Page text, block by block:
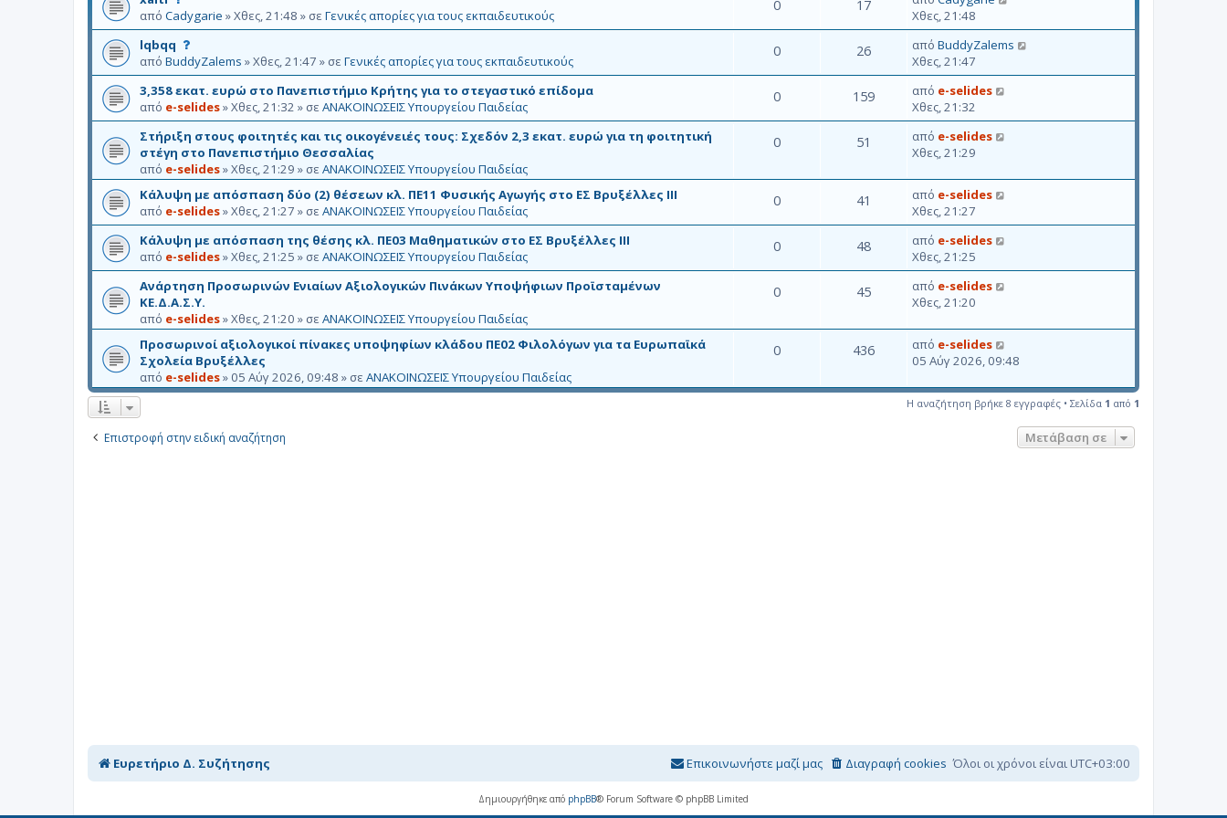
υ
τ
ό
τ
ο
θ
έ
α
δ
ε
ν
ε
γ
κ
ρ
θ
η
κ
ε
από Cadygarie »Χθες, 21:48 » σε Γενικές απορίες για τους εκπαιδευτικούς
0 17
Χθες, 21:48
lqbqq
υ
τ
ό
τ
ο
θ
έ
μ
α
δ
ε
ν
ε
γ
κ
ρ
ί
θ
η
κ
ε
από BuddyZalems »Χθες, 21:47 » σε Γενικές απορίες για τους εκπαιδευτικούς
0 26 από BuddyZalems
Χθες, 21:47
3,358 εκατ. ευρώ στο Πανεπιστήμιο Κρήτης για το στεγαστικό επίδομα
από e-selides»Χθες, 21:32 » σε ΑΝΑΚΟΙΝΩΣΕΙΣ Υπουργείου Παιδείας
0 159 από e-selides
Χθες, 21:32
Στήριξη στους φοιτητές και τις οικογένειές τους: Σχεδόν 2,3 εκατ. ευρώ για τη φοιτητική
στέγη στο Πανεπιστήμιο Θεσσαλίας
από e-selides»Χθες, 21:29 » σε ΑΝΑΚΟΙΝΩΣΕΙΣ Υπουργείου Παιδείας
0 51 από e-selides
Χθες, 21:29
Κάλυψη με απόσπαση δύο (2) θέσεων κλ. ΠΕ11 Φυσικής Αγωγής στο ΕΣ Βρυξέλλες ΙΙΙ
από e-selides»Χθες, 21:27 » σε ΑΝΑΚΟΙΝΩΣΕΙΣ Υπουργείου Παιδείας
0 41 από e-selides
Χθες, 21:27
Κάλυψη με απόσπαση της θέσης κλ. ΠΕ03 Μαθηματικών στο ΕΣ Βρυξέλλες ΙΙΙ
από e-selides»Χθες, 21:25 » σε ΑΝΑΚΟΙΝΩΣΕΙΣ Υπουργείου Παιδείας
0 48 από e-selides
Χθες, 21:25
Ανάρτηση Προσωρινών Ενιαίων Αξιολογικών Πινάκων Υποψήφιων Προϊσταμένων
ΚΕ.Δ.Α.Σ.Υ.
από e-selides»Χθες, 21:20 » σε ΑΝΑΚΟΙΝΩΣΕΙΣ Υπουργείου Παιδείας
0 45 από e-selides
Χθες, 21:20
Προσωρινοί αξιολογικοί πίνακες υποψηφίων κλάδου ΠΕ02 Φιλολόγων για τα Ευρωπαϊκά
Σχολεία Βρυξέλλες
από e-selides» 05 Αύγ 2026, 09:48 » σε ΑΝΑΚΟΙΝΩΣΕΙΣ Υπουργείου Παιδείας
0 436 από e-selides
05 Αύγ 2026, 09:48
Η αναζήτηση βρήκε 8 εγγραφές • Σελίδα 1 από 1
Επιστροφή στην ειδική αναζήτηση Μετάβαση σε
Ευρετήριο Δ. Συζήτησης Όλοι οι χρόνοι είναι UTC+03:00
Διαγραφή cookies
Επικοινωνήστε μαζί μας
Δημιουργήθηκε από phpBB® Forum Software © phpBB Limited